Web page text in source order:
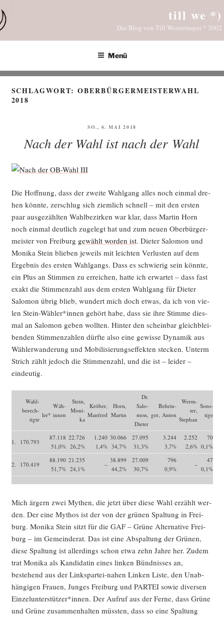
Inhalt
springen
till we *)
Das Blog von Till Westermayer * 2002
Menü
SCHLAGWORT:OBERBÜRGERMEISTERWAHL
2018
VERÖFFENTLICHT
SO., 6. MAI 2018
Nach der Wahl ist nach der Wahl
Die Hoff­nung, dass der zwei­te Wahl­gang alles noch ein­mal dre­
hen könn­te, zer­schlug sich ziem­lich schnell – mit den ers­ten
paar aus­ge­zähl­ten Wahl­be­zir­ken war klar, dass Mar­tin Horn
noch ein­mal deut­lich zuge­legt hat und zum neu­en Ober­bür­ger­
meis­ter von Frei­burg gewählt wor­den ist. Die­ter Salo­mon und
Moni­ka Stein blie­ben jeweils mit leich­ten Ver­lus­ten auf dem
Ergeb­nis des ers­ten Wahl­gangs. Dass es schwie­rig sein könn­te,
ein Plus an Stim­men zu errei­chen, hat­te ich erwar­tet – dass fast
exakt die Stim­men­zahl aus dem ers­ten Wahl­gang für Die­ter
Salo­mon übrig blieb, wun­dert mich doch etwas, da ich von vie­
len Stein-Wähler*innen gehört habe, dass sie ihre Stim­me dies­
mal an Salo­mon geben woll­ten. Hin­ter den schein­bar gleich­blei­
ben­den Stim­men­zah­len dürf­te also eine gewis­se Dyna­mik aus
Wäh­ler­wan­de­rung und Mobi­li­sie­rungs­ef­fek­ten ste­cken. Unterm
Strich zählt jedoch die Stim­men­zahl, und die ist – lei­der –
eindeutig.
Wahl-
berech-
tigte
Wäh­
ler* innen
Stein,
Moni­
ka
Krö­ber,
Manfred
Horn,
Mar­tin
Dr.
Salo­
mon,
Dieter
Beh­rin­
ger, Anton
Werm­
ter,
Stephan
Sons­
ti­ge
1. 170.793
87.118
51,0%
22.726
26,2%
1.240
1,4%
30.066
34,7%
27.095
31,3%
3.244
3,7%
2.252
2,6%
70
0,1%
2. 170.419
88.190
51,7%
21.235
24,1%
–
38.899
44,2%
27.009
30,7%
796
0,9%
–
47
0,1%
Mich ärgern zwei Mythen, die jetzt über die­se Wahl erzählt wer­
den. Der eine Mythos ist der von der grü­nen Spal­tung in Frei­
burg. Moni­ka Stein sitzt für die GAF – Grü­ne Alter­na­ti­ve Frei­
burg – im Gemein­de­rat. Das ist eine Abspal­tung der Grü­nen,
die­se Spal­tung ist aller­dings schon etwa zehn Jah­re her. Zudem
trat Moni­ka als Kan­di­da­tin eines lin­ken Bünd­nis­ses an,
bestehend aus der Links­par­tei-nahen Lin­ken Lis­te, den Unab­
hän­gi­gen Frau­en, Jun­ges Frei­burg und PARTEI sowie diver­sen
Einzelunterstützer*innen. Der Auf­ruf aus der Fer­ne, dass Grü­ne
und Grü­ne zusam­men­hal­ten müss­ten, dass so eine Spal­tung